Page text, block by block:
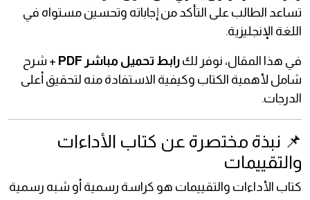
تساعد الطالب على التأكد من إجاباته وتحسين مستواه في
اللغة الإنجليزية.
في هذا المقال، نوفر لك رابط تحميل مباشر PDF
+ شرح
شامل لأهمية الكتاب وكيفية الاستفادة منه لتحقيق أعلى
الدرجات.
📌 نبذة مختصرة عن كتاب الأداءات
والتقييمات
كتاب الأداءات والتقييمات هو كراسة رسمية أو شبه رسمية